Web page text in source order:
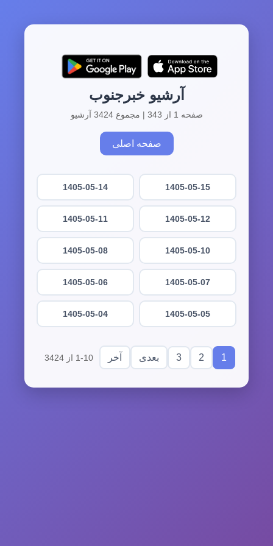
آرشیو خبرجنوب
صفحه 1 از 343 | مجموع 3424 آرشیو
صفحه اصلی
1405-05-15
1405-05-14
1405-05-12
1405-05-11
1405-05-10
1405-05-08
1405-05-07
1405-05-06
1405-05-05
1405-05-04
1
2
3 بعدی آخر 1-10 از 3424